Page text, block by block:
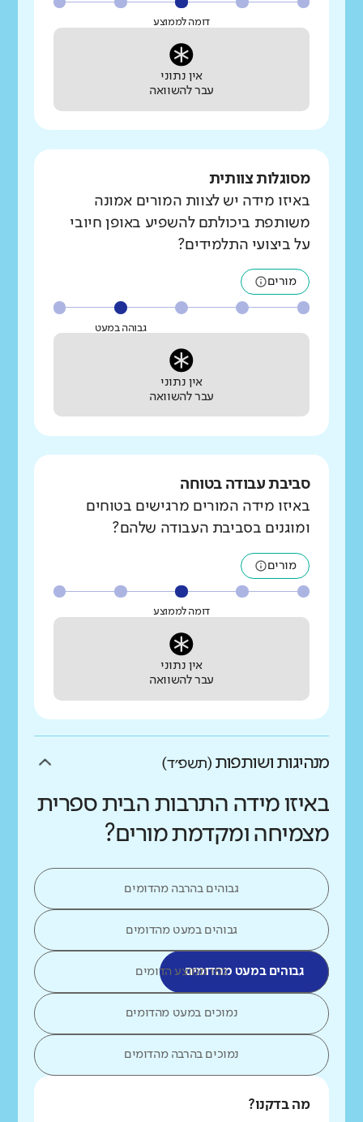
דומה לממוצע
אין נתוני
עבר להשוואה
מסוגלות צוותית
באיזו מידה יש לצוות המורים אמונה
משותפת ביכולתם להשפיע באופן חיובי
על ביצועי התלמידים?
מורים
גבוהה במעט
אין נתוני
עבר להשוואה
סביבת עבודה בטוחה
באיזו מידה המורים מרגישים בטוחים
ומוגנים בסביבת העבודה שלהם?
מורים
דומה לממוצע
אין נתוני
עבר להשוואה
מנהיגות ושותפות (תשפ״ד)
באיזו מידה התרבות הבית ספרית
מצמיחה ומקדמת מורים?
גבוהים בהרבה מהדומים
גבוהים במעט מהדומים
גבוהים במעט מהדומיםכמו ממוצע הדומים
נמוכים במעט מהדומים
נמוכים בהרבה מהדומים
מה בדקנו?